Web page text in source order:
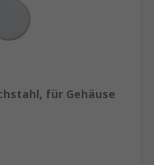
für Gehäuse